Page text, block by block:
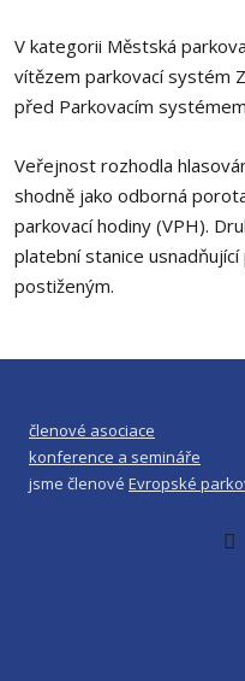
V kategorii Městská
vítězem parkovací systém
před Parkovacím
Veřejnost rozhodla
shodně jako odborná
parkovací hodiny (VPH).
platební stanice
postiženým.
členové asociace
konference a semináře
jsme členové Evropské